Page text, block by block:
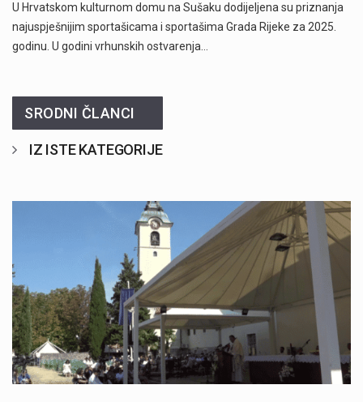
U Hrvatskom kulturnom domu na Sušaku dodijeljena su priznanja
najuspješnijim sportašicama i sportašima Grada Rijeke za 2025.
godinu. U godini vrhunskih ostvarenja…
SRODNI ČLANCI
IZ ISTE KATEGORIJE